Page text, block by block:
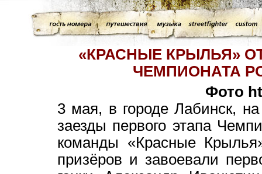
«КРАСНЫЕ КРЫЛЬЯ»
ЧЕМПИОНАТА
Фото
3 мая, в городе Лабинск,
заезды первого этапа
команды «Красные
призёров и завоевали